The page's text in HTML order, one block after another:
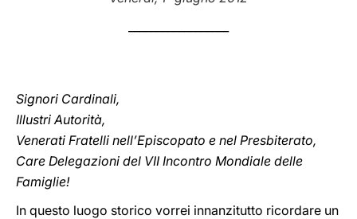
Signori Cardinali,
Illustri Autorità,
Venerati Fratelli nell’Episcopato e nel Presbiterato,
Care Delegazioni del VII Incontro Mondiale delle
Famiglie!
In questo luogo storico vorrei innanzitutto ricordare un